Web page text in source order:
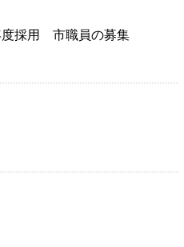
度採用 市職員の募集